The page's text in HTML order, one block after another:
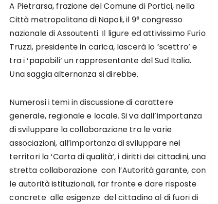
A Pietrarsa, frazione del Comune di Portici, nella
Città metropolitana di Napoli, il 9° congresso
nazionale di Assoutenti. Il ligure ed attivissimo Furio
Truzzi, presidente in carica, lascerà lo ‘scettro’ e
tra i ‘papabili’ un rappresentante del Sud Italia.
Una saggia alternanza si direbbe.
Numerosi i temi in discussione di carattere
generale, regionale e locale. Si va dall’importanza
di sviluppare la collaborazione tra le varie
associazioni, all’importanza di sviluppare nei
territori la ‘Carta di qualità’, i diritti dei cittadini, una
stretta collaborazione con l’Autorità garante, con
le autorità istituzionali, far fronte e dare risposte
concrete alle esigenze del cittadino al di fuori di